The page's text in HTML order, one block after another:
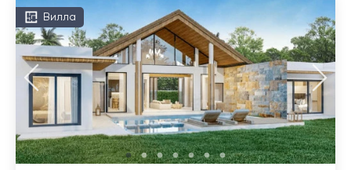
Вилла